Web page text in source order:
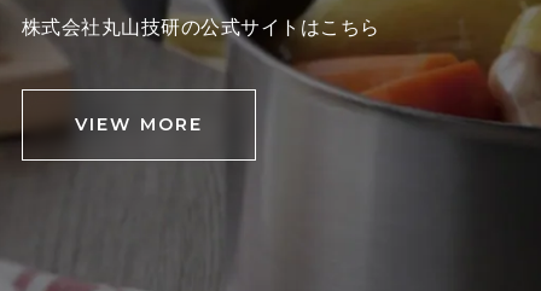
株式会社丸山技研の公式サイトはこちら
VIEW MORE